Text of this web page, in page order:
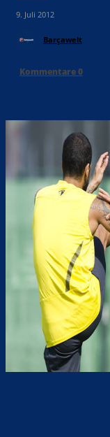
9. Juli 2012
Barçawelt
Kommentare0